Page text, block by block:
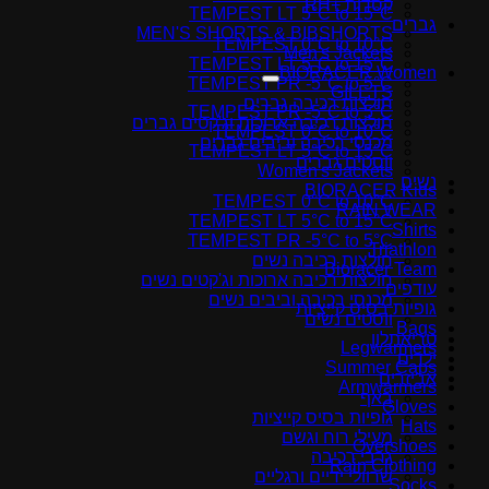
קסדות +RH
גברים
TEMPEST 0°C to 10°C
TEMPEST LT 5°C to 15°C
TEMPEST PR -5°C to 5°C
חולצות רכיבה גברים
חולצות רכיבה ארוכות וג'קטים גברים
מכנסי רכיבה וביבים גברים
ווסטים גברים
נשים
TEMPEST 0°C to 10°C
TEMPEST LT 5°C to 15°C
TEMPEST PR -5°C to 5°C
חולצות רכיבה נשים
חולצות רכיבה ארוכות וג'קטים נשים
מכנסי רכיבה וביבים נשים
ווסטים נשים
טריאתלון
ילדים
אביזרים
באף
גופיות בסיס קייציות
מעילי רוח וגשם
גרבי רכיבה
שרוולי ידיים ורגליים
TEMPEST LT 5°C to 15°C
MEN'S SHORTS & BIBSHORTS
Men's Jackets
BIORACER Women
GILETS
TEMPEST PR -5°C to 5°C
TEMPEST 0°C to 10°C
TEMPEST LT 5°C to 15°C
Women's Jackets
BIORACER Kids
RAIN WEAR
Shirts
Triathlon
Bioracer Team
עודפים
גופיות בסיס קייציות
Bags
Legwarmers
Summer Caps
Armwarmers
Gloves
Hats
Overshoes
Rain Clothing
Socks